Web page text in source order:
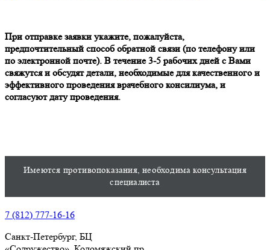
При отправке заявки укажите, пожалуйста,
предпочтительный способ обратной связи (по телефону или
по электронной почте). В течение 3-5 рабочих дней с Вами
свяжутся и обсудят детали, необходимые для качественного и
эффективного проведения врачебного консилиума, и
согласуют дату проведения.
Имеются противопоказания, необходима консультация
специалиста
7 (812) 777-16-16
Санкт-Петербург, БЦ